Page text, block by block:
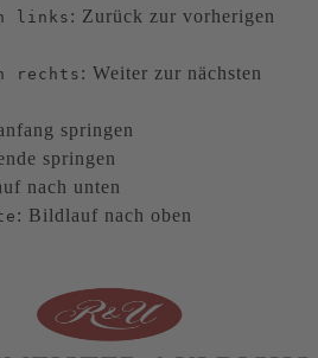
links: Zurück zur vorherigen
rechts : Weiter zur nächsten
springen
springen
nach unten
: Bildlauf nach oben